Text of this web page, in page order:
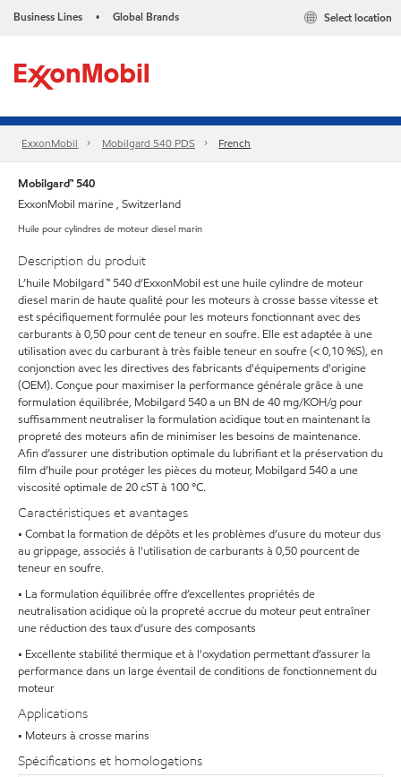
Business Lines • Global Brands Select location
ExxonMobil Mobilgard 540 PDS French
Mobilgard™ 540
ExxonMobil marine , Switzerland
Huile pour cylindres de moteur diesel marin
Description du produit
L’huile Mobilgard ™ 540 d’ExxonMobil est une huile cylindre de moteur
diesel marin de haute qualité pour les moteurs à crosse basse vitesse et
est spécifiquement formulée pour les moteurs fonctionnant avec des
carburants à 0,50 pour cent de teneur en soufre. Elle est adaptée à une
utilisation avec du carburant à très faible teneur en soufre (< 0,10 %S), en
conjonction avec les directives des fabricants d'équipements d'origine
(OEM). Conçue pour maximiser la performance générale grâce à une
formulation équilibrée, Mobilgard 540 a un BN de 40 mg/KOH/g pour
suffisamment neutraliser la formulation acidique tout en maintenant la
propreté des moteurs afin de minimiser les besoins de maintenance.
Afin d’assurer une distribution optimale du lubrifiant et la préservation du
film d’huile pour protéger les pièces du moteur, Mobilgard 540 a une
viscosité optimale de 20 cST à 100 °C.
Caractéristiques et avantages
• Combat la formation de dépôts et les problèmes d’usure du moteur dus
au grippage, associés à l'utilisation de carburants à 0,50 pourcent de
teneur en soufre.
• La formulation équilibrée offre d’excellentes propriétés de
neutralisation acidique où la propreté accrue du moteur peut entraîner
une réduction des taux d’usure des composants
• Excellente stabilité thermique et à l'oxydation permettant d’assurer la
performance dans un large éventail de conditions de fonctionnement du
moteur
Applications
• Moteurs à crosse marins
Spécifications et homologations